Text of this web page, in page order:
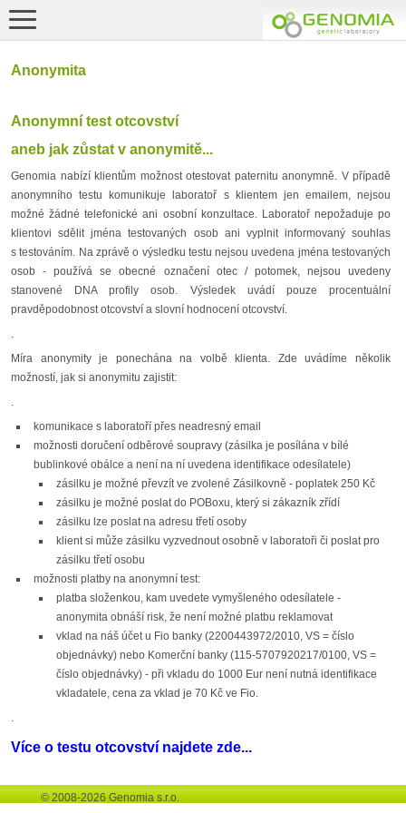
Anonymita
Anonymní test otcovství
aneb jak zůstat v anonymitě...
Genomia nabízí klientům možnost otestovat paternitu anonymně. V případě
anonymního testu komunikuje laboratoř s klientem jen emailem, nejsou
možné žádné telefonické ani osobní konzultace. Laboratoř nepožaduje po
klientovi sdělit jména testovaných osob ani vyplnit informovaný souhlas
s testováním. Na zprávě o výsledku testu nejsou uvedena jména testovaných
osob - používá se obecné označení otec / potomek, nejsou uvedeny
stanovené DNA profily osob. Výsledek uvádí pouze procentuální
pravděpodobnost otcovství a slovní hodnocení otcovství.
.
Míra anonymity je ponechána na volbě klienta. Zde uvádíme několik
možností, jak si anonymitu zajistit:
.
komunikace s laboratoří přes neadresný email
možnosti doručení odběrové soupravy (zásilka je posílána v bílé
bublinkové obálce a není na ní uvedena identifikace odesílatele)
zásilku je možné převzít ve zvolené Zásilkovně - poplatek 250 Kč
zásilku je možné poslat do POBoxu, který si zákazník zřídí
zásilku lze poslat na adresu třetí osoby
klient si může zásilku vyzvednout osobně v laboratoři či poslat pro
zásilku třetí osobu
možnosti platby na anonymní test:
platba složenkou, kam uvedete vymyšleného odesílatele -
anonymita obnáší risk, že není možné platbu reklamovat
vklad na náš účet u Fio banky (2200443972/2010, VS = číslo
objednávky) nebo Komerční banky (115-5707920217/0100, VS =
číslo objednávky) - při vkladu do 1000 Eur není nutná identifikace
vkladatele, cena za vklad je 70 Kč ve Fio.
.
Více o testu otcovství najdete zde...
© 2008-2026 Genomia s.r.o.